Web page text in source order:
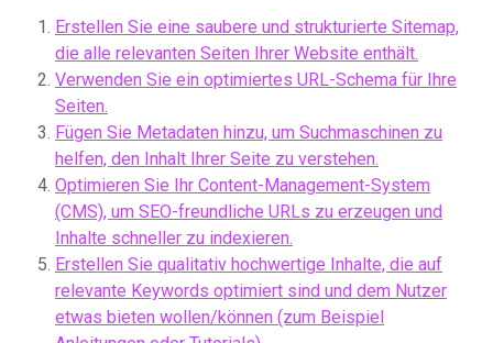
Erstellen Sie eine saubere und strukturierte Sitemap,
die alle relevanten Seiten Ihrer Website enthält.
Verwenden Sie ein optimiertes URL-Schema für Ihre
Seiten.
Fügen Sie Metadaten hinzu, um Suchmaschinen zu
helfen, den Inhalt Ihrer Seite zu verstehen.
Optimieren Sie Ihr Content-Management-System
(CMS), um SEO-freundliche URLs zu erzeugen und
Inhalte schneller zu indexieren.
Erstellen Sie qualitativ hochwertige Inhalte, die auf
relevante Keywords optimiert sind und dem Nutzer
etwas bieten wollen/können (zum Beispiel